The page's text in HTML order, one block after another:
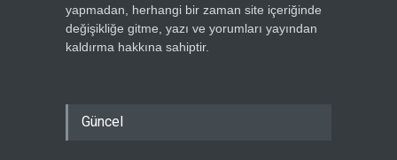
yapmadan, herhangi bir zaman site içeriğinde
değişikliğe gitme, yazı ve yorumları yayından
kaldırma hakkına sahiptir.
Güncel